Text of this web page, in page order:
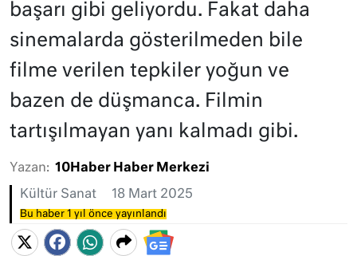
başarı gibi geliyordu. Fakat daha
sinemalarda gösterilmeden bile
filme verilen tepkiler yoğun ve
bazen de düşmanca. Filmin
tartışılmayan yanı kalmadı gibi.
Yazan: 10Haber Haber Merkezi
Kültür Sanat 18 Mart 2025
Bu haber 1 yıl önce yayınlandı